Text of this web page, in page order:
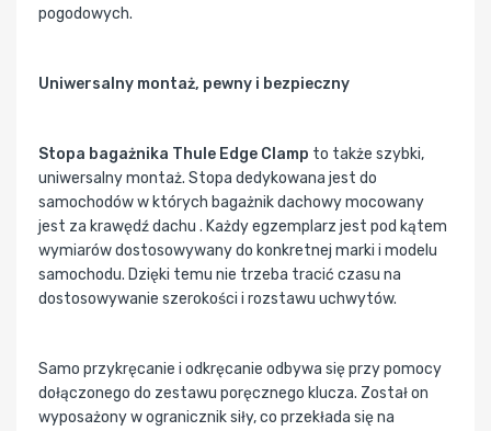
pogodowych.
Uniwersalny montaż, pewny i bezpieczny
Stopa bagażnika Thule Edge Clamp to także szybki,
uniwersalny montaż. Stopa dedykowana jest do
samochodów w których bagażnik dachowy mocowany
jest za krawędź dachu . Każdy egzemplarz jest pod kątem
wymiarów dostosowywany do konkretnej marki i modelu
samochodu. Dzięki temu nie trzeba tracić czasu na
dostosowywanie szerokości i rozstawu uchwytów.
Samo przykręcanie i odkręcanie odbywa się przy pomocy
dołączonego do zestawu poręcznego klucza. Został on
wyposażony w ogranicznik siły, co przekłada się na